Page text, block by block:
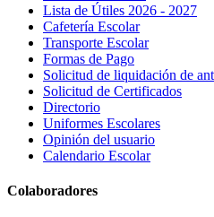
Lista de Útiles 2026 - 2027
Cafetería Escolar
Transporte Escolar
Formas de Pago
Solicitud de liquidación de
Solicitud de Certificados
Directorio
Uniformes Escolares
Opinión del usuario
Calendario Escolar
Colaboradores